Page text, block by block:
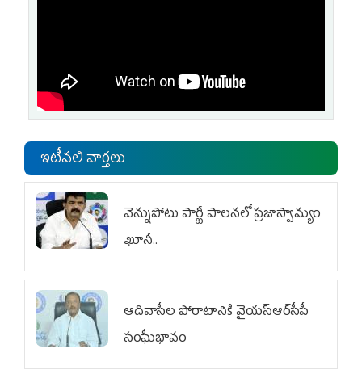
ఇటీవలి వార్తలు
వెన్నుపోటు పార్టీ పాలనలో ప్రజాస్వామ్యం
ఖూనీ..
ఆదివాసీల పోరాటానికి వైయ‌స్ఆర్‌సీపీ
సంఘీభావం